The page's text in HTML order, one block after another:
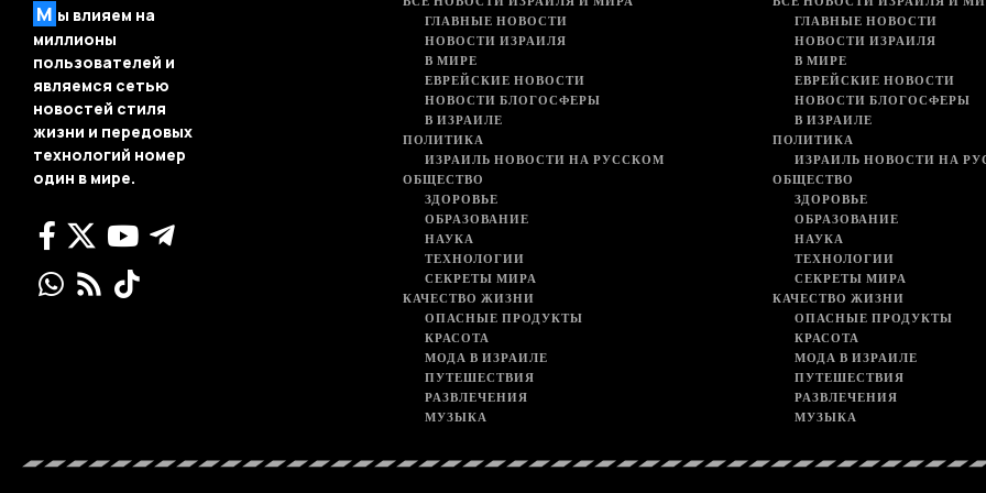
М ы влияем на
миллионы
пользователей и
являемся сетью
новостей стиля
жизни и передовых
технологий номер
один в мире.
ГЛАВНЫЕ НОВОСТИ
НОВОСТИ ИЗРАИЛЯ
В МИРЕ
ЕВРЕЙСКИЕ НОВОСТИ
НОВОСТИ БЛОГОСФЕРЫ
В ИЗРАИЛЕ
ПОЛИТИКА
ИЗРАИЛЬ НОВОСТИ НА РУССКОМ
ОБЩЕСТВО
ЗДОРОВЬЕ
ОБРАЗОВАНИЕ
НАУКА
ТЕХНОЛОГИИ
СЕКРЕТЫ МИРА
КАЧЕСТВО ЖИЗНИ
ОПАСНЫЕ ПРОДУКТЫ
КРАСОТА
МОДА В ИЗРАИЛЕ
ПУТЕШЕСТВИЯ
РАЗВЛЕЧЕНИЯ
МУЗЫКА
ГЛАВНЫЕ НОВОСТИ
НОВОСТИ ИЗРАИЛЯ
В МИРЕ
ЕВРЕЙСКИЕ НОВОСТИ
НОВОСТИ БЛОГОСФЕРЫ
В ИЗРАИЛЕ
ПОЛИТИКА
ИЗРАИЛЬ НОВОСТИ НА
ОБЩЕСТВО
ЗДОРОВЬЕ
ОБРАЗОВАНИЕ
НАУКА
ТЕХНОЛОГИИ
СЕКРЕТЫ МИРА
КАЧЕСТВО ЖИЗНИ
ОПАСНЫЕ ПРОДУКТЫ
КРАСОТА
МОДА В ИЗРАИЛЕ
ПУТЕШЕСТВИЯ
РАЗВЛЕЧЕНИЯ
МУЗЫКА